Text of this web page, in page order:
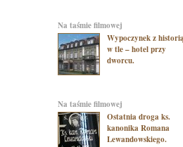
na taśmie filmowej
Wypoczynek z historią
w tle – hotel przy
dworcu.
na taśmie filmowej
Ostatnia droga ks.
kanonika Romana
Lewandowskiego.